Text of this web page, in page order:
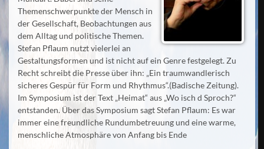
Themenschwerpunkte der Mensch in
der Gesellschaft, Beobachtungen aus
dem Alltag und politische Themen.
Stefan Pflaum nutzt vielerlei an
Gestaltungsformen und ist nicht auf ein Genre festgelegt. Zu
Recht schreibt die Presse über ihn: „Ein traumwandlerisch
sicheres Gespür für Form und Rhythmus“.(Badische Zeitung).
Im Symposium ist der Text „Heimat“ aus „Wo isch d Sproch?“
entstanden. Über das Symposium sagt Stefan Pflaum: Es war
immer eine freundliche Rundumbetreuung und eine warme,
menschliche Atmosphäre von Anfang bis Ende